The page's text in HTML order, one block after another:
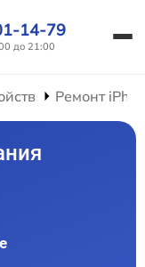
14-79
до 21:00
Ремонт